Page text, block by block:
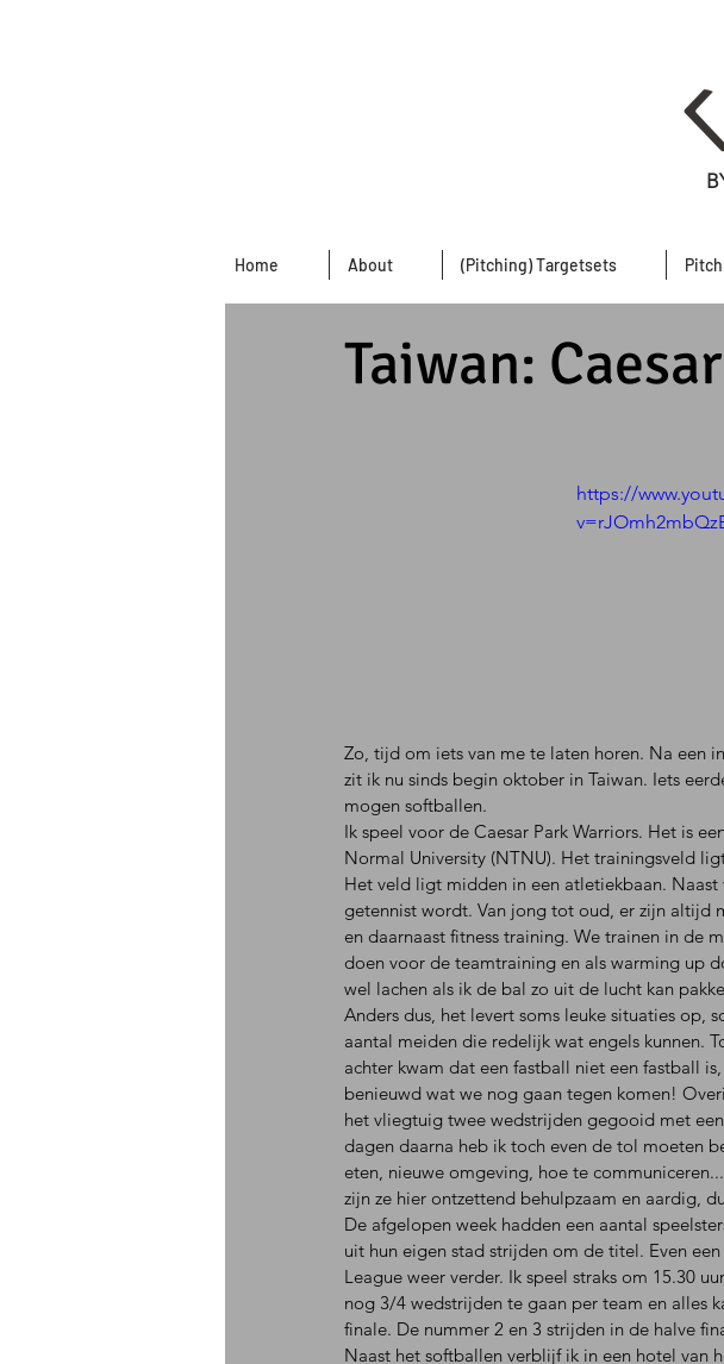
Home About (Pitching) Targetsets
Taiwan:
https://
Zo, tijd om iets van me te laten horen. Na een
zit ik nu sinds begin oktober in Taiwan. Iets
mogen softballen.
Ik speel voor de Caesar Park Warriors. Het is
Normal University (NTNU). Het trainingsveld
Het veld ligt midden in een atletiekbaan.
getennist wordt. Van jong tot oud, er zijn altijd
en daarnaast fitness training. We trainen in de
doen voor de teamtraining en als warming up
wel lachen als ik de bal zo uit de lucht kan
Anders dus, het levert soms leuke situaties op,
aantal meiden die redelijk wat engels kunnen.
achter kwam dat een fastball niet een fastball
benieuwd wat we nog gaan tegen komen!
het vliegtuig twee wedstrijden gegooid met
dagen daarna heb ik toch even de tol moeten
eten, nieuwe omgeving, hoe te
zijn ze hier ontzettend behulpzaam en aardig,
De afgelopen week hadden een aantal
uit hun eigen stad strijden om de titel. Even
League weer verder. Ik speel straks om 15.30
nog 3/4 wedstrijden te gaan per team en alles
finale. De nummer 2 en 3 strijden in de halve
Naast het softballen verblijf ik in een hotel van